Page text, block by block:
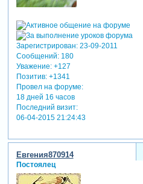
Зарегистрирован: 23-09-2011
Сообщений:180
Уважение: +127
Позитив: +1341
Провел на форуме:
18 дней 16 часов
Последний визит:
06-04-2015 21:24:43
Евгения870914
Постоялец